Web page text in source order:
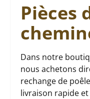
Pièces
Dans notre
nous achetons
rechange de
livraison rapide